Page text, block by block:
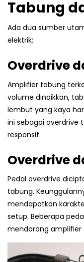
Tabung
Ada dua sumber
elektrik:
Overdrive
Amplifier tabung
volume dinaikkan,
lembut yang kaya
ini sebagai overdrive
responsif.
Overdrive
Pedal overdrive
tabung.
mendapatkan
setup. Beberapa
mendorong amplifier